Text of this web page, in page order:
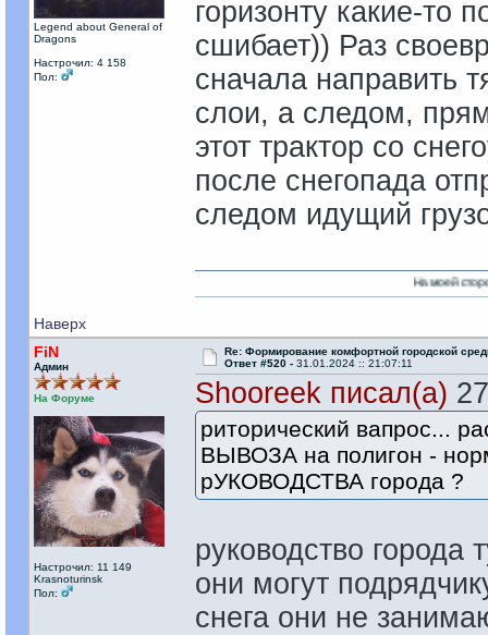
Legend about General of
Dragons
Настрочил: 4 158
Пол:
горизонту какие-то
сшибает)) Раз
сначала направить
слои, а следом,
этот трактор со
после снегопада
следом идущий
Наверх
На моей стороне есть
FiN
Админ
На Форуме
Настрочил: 11 149
Krasnoturinsk
Пол:
Re: Формирование комфортной городской
Ответ #520 - 31.01.2024 :: 21:07:11
Shooreek писал(а)
риторический вапрос...
ВЫВОЗА на полигон -
рУКОВОДСТВА города ?
руководство города
они могут
снега они не